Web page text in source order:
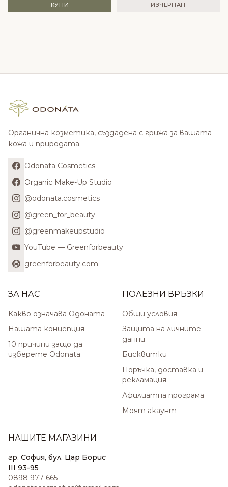
КУПИ ИЗЧЕРПАН
Органична козметика, създадена с грижа за вашата
кожа и природата.
Odonata Cosmetics
Organic Make-Up Studio
@odonata.cosmetics
@green_for_beauty
@greenmakeupstudio
YouTube — Greenforbeauty
greenforbeauty.com
ЗА НАС
Какво означава Одоната
Нашата концепция
10 причини защо да
изберете Odonata
ПОЛЕЗНИ ВРЪЗКИ
Общи условия
Защита на личните
данни
Бисквитки
Поръчка, доставка и
рекламация
Афилиатна програма
Моят акаунт
НАШИТЕ МАГАЗИНИ
гр. София, бул. Цар Борис
III 93-95
0898 977 665